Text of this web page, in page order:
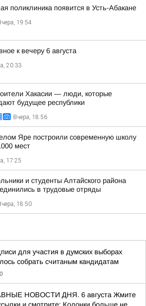
поликлиника появится в Усть-Абакане
19:54
к вечеру 6 августа
20:33
Хакасии — люди, которые
будущее республики
Вчера, 18:56
Яре построили современную школу
мест
17:25
и студенты Алтайского района
в трудовые отряды
18:50
для участия в думских выборах
собрать считаным кандидатам
НОВОСТИ ДНЯ. 6 августа Жмите